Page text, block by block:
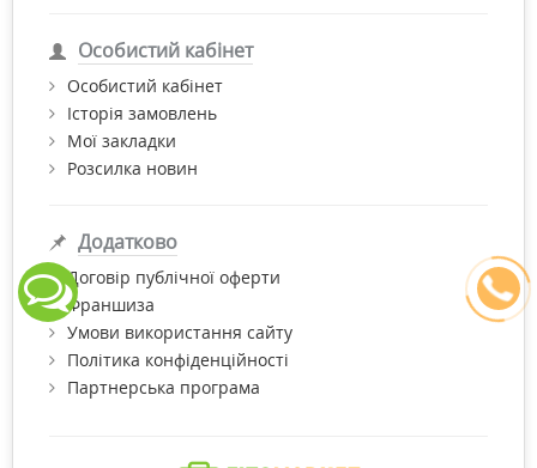
Особистий кабінет
Особистий кабінет
Історія замовлень
Мої закладки
Розсилка новин
Додатково
Договір публічної оферти
Франшиза
Умови використання сайту
Політика конфіденційності
Партнерська програма